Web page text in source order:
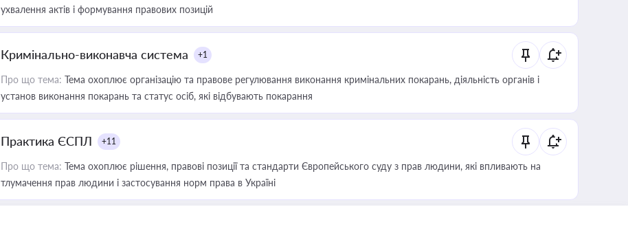
ухвалення актів і формування правових позицій
Кримінально-виконавча система +1
Про що тема: Тема охоплює організацію та правове регулювання виконання кримінальних покарань, діяльність органів і
установ виконання покарань та статус осіб, які відбувають покарання
Практика ЄСПЛ +11
Про що тема: Тема охоплює рішення, правові позиції та стандарти Європейського суду з прав людини, які впливають на
тлумачення прав людини і застосування норм права в Україні